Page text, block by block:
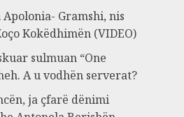
Gramshi, nis
Kokëdhimën (VIDEO)
sulmuan “One
A u vodhën serverat?
ja çfarë dënimi